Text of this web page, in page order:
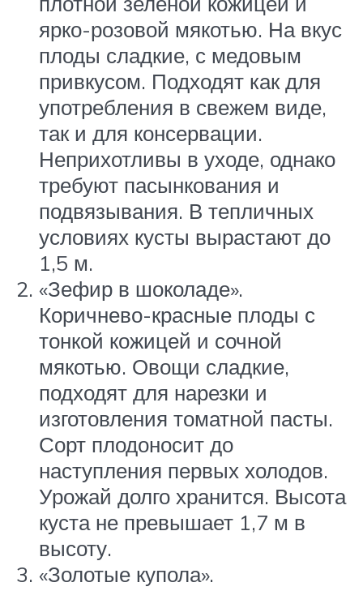
ярко-розовой мякотью. На вкус
плоды сладкие, с медовым
привкусом. Подходят как для
употребления в свежем виде,
так и для консервации.
Неприхотливы в уходе, однако
требуют пасынкования и
подвязывания. В тепличных
условиях кусты вырастают до
1,5 м.
«Зефир в шоколаде».
Коричнево-красные плоды с
тонкой кожицей и сочной
мякотью. Овощи сладкие,
подходят для нарезки и
изготовления томатной пасты.
Сорт плодоносит до
наступления первых холодов.
Урожай долго хранится. Высота
куста не превышает 1,7 м в
высоту.
«Золотые купола».